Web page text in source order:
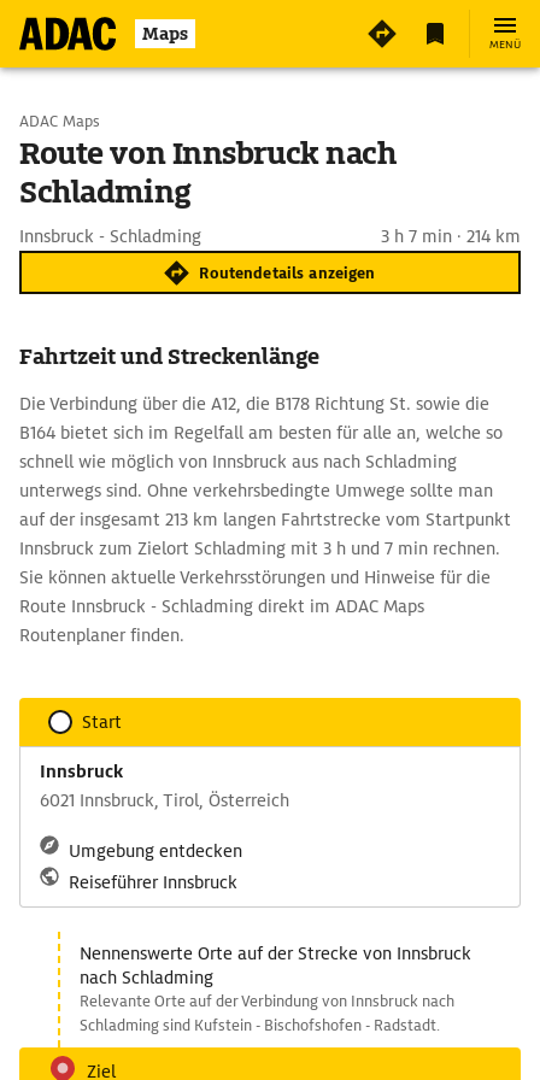
Maps MENÜ
Start wählen
Ziel eingeben
ADAC Maps
Route von Innsbruck nach
Schladming
Innsbruck - Schladming 3 h 7 min · 214 km
Routendetails anzeigen
Fahrtzeit und Streckenlänge
Die Verbindung über die A12, die B178 Richtung St. sowie die
B164 bietet sich im Regelfall am besten für alle an, welche so
schnell wie möglich von Innsbruck aus nach Schladming
unterwegs sind. Ohne verkehrsbedingte Umwege sollte man
auf der insgesamt 213 km langen Fahrtstrecke vom Startpunkt
Innsbruck zum Zielort Schladming mit 3 h und 7 min rechnen.
Sie können aktuelle Verkehrsstörungen und Hinweise für die
Route Innsbruck - Schladming direkt im ADAC Maps
Routenplaner finden.
Start
Innsbruck
6021 Innsbruck, Tirol, Österreich
Umgebung entdecken
Reiseführer Innsbruck
Nennenswerte Orte auf der Strecke von Innsbruck
nach Schladming
Relevante Orte auf der Verbindung von Innsbruck nach
Schladming sind Kufstein - Bischofshofen - Radstadt.
Ziel